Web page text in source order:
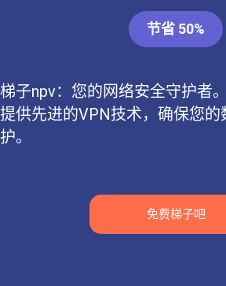
节省 50%
梯子npv：您的网络安全守护者
提供先进的VPN技术，确保您
护。
免费梯子吧